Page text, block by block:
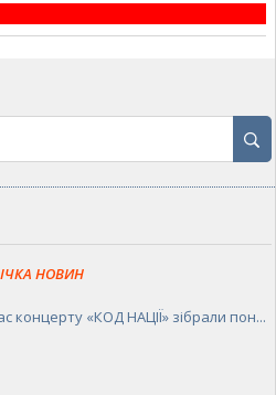
НОВИН
концерту «КОД НАЦІЇ» зібрали пон...